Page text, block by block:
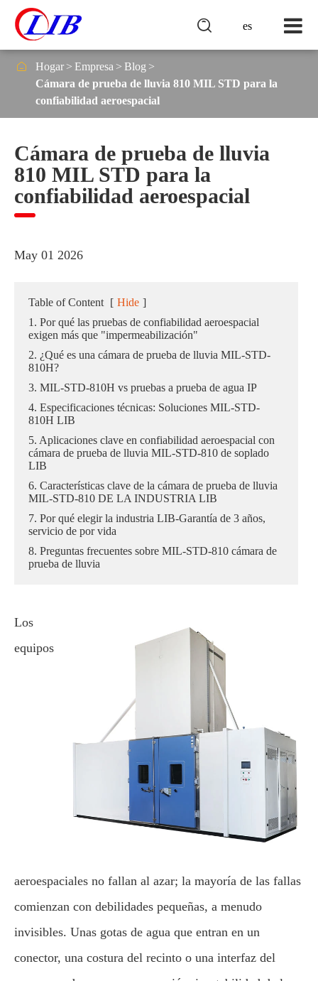
es

 Hogar Empresa
Blog
Cámara de prueba de lluvia 810 MIL STD para la
confiabilidad aeroespacial
Cámara de prueba de lluvia
810 MIL STD para la
confiabilidad aeroespacial
May 01 2026
Table of Content [ Hide ]
1. Por qué las pruebas de confiabilidad aeroespacial
exigen más que "impermeabilización"
2. ¿Qué es una cámara de prueba de lluvia MIL-STD-
810H?
3. MIL-STD-810H vs pruebas a prueba de agua IP
4. Especificaciones técnicas: Soluciones MIL-STD-
810H LIB
5. Aplicaciones clave en confiabilidad aeroespacial con
cámara de prueba de lluvia MIL-STD-810 de soplado
LIB
6. Características clave de la cámara de prueba de lluvia
MIL-STD-810 DE LA INDUSTRIA LIB
7. Por qué elegir la industria LIB-Garantía de 3 años,
servicio de por vida
8. Preguntas frecuentes sobre MIL-STD-810 cámara de
prueba de lluvia
Los
equipos
aeroespaciales no fallan al azar; la mayoría de las fallas
comienzan con debilidades pequeñas, a menudo
invisibles. Unas gotas de agua que entran en un
conector, una costura del recinto o una interfaz del